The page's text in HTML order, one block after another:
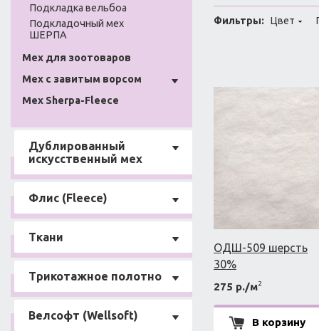
Подкладка вельбоа
Подкладочный мех
ШЕРПА
Мех для зоотоваров
Мех с завитым ворсом
Мех Sherpa-Fleece
Дублированный
искусственный мех
Флис (Fleece)
Ткани
Трикотажное полотно
Велсофт (Wellsoft)
Фильтры: Цвет
ОДШ-509 шерсть
30%
275 р./м2
В корзину